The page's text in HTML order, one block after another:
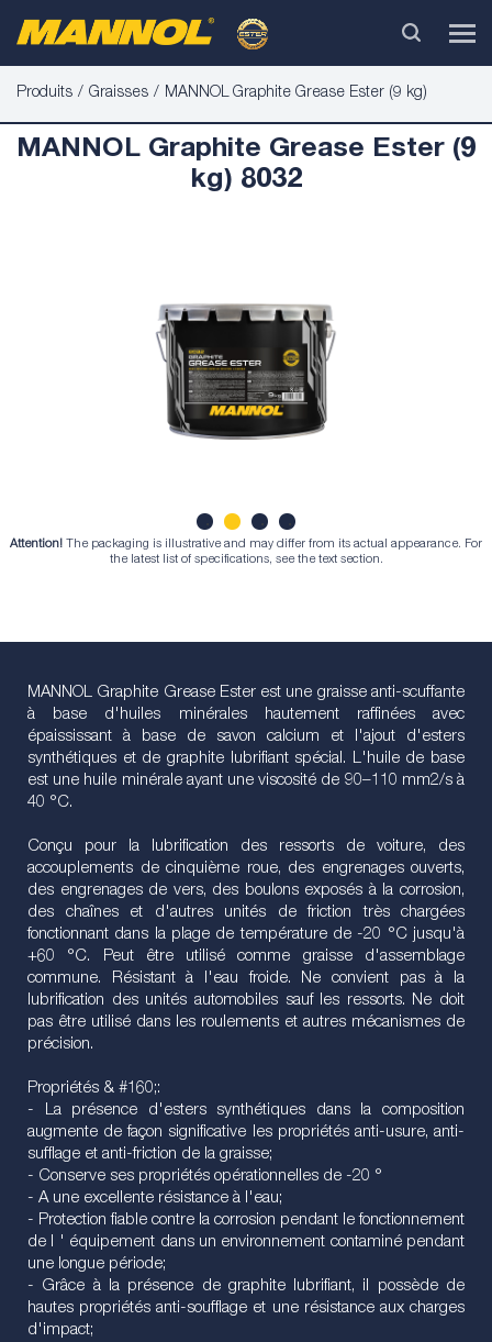
Produits Graisses MANNOL Graphite Grease Ester (9 kg)
MANNOL Graphite Grease Ester (9
kg) 8032
1 2 3
Attention! The packaging is illustrative and may differ from its actual appearance. For
the latest list of specifications, see the text section.
MANNOL Graphite Grease Ester est une graisse anti-scuffante
à base d'huiles minérales hautement raffinées avec
épaississant à base de savon calcium et l'ajout d'esters
synthétiques et de graphite lubrifiant spécial. L'huile de base
est une huile minérale ayant une viscosité de 90–110 mm2/s à
40 °C.
Conçu pour la lubrification des ressorts de voiture, des
accouplements de cinquième roue, des engrenages ouverts,
des engrenages de vers, des boulons exposés à la corrosion,
des chaînes et d'autres unités de friction très chargées
fonctionnant dans la plage de température de -20 °C jusqu'à
+60 °C. Peut être utilisé comme graisse d'assemblage
commune. Résistant à l'eau froide. Ne convient pas à la
lubrification des unités automobiles sauf les ressorts. Ne doit
pas être utilisé dans les roulements et autres mécanismes de
précision.
Propriétés & #160;:
- La présence d'esters synthétiques dans la composition
augmente de façon significative les propriétés anti-usure, anti-
sufflage et anti-friction de la graisse;
- Conserve ses propriétés opérationnelles de -20 °
- A une excellente résistance à l'eau;
- Protection fiable contre la corrosion pendant le fonctionnement
de l ' équipement dans un environnement contaminé pendant
une longue période;
- Grâce à la présence de graphite lubrifiant, il possède de
hautes propriétés anti-soufflage et une résistance aux charges
d'impact;